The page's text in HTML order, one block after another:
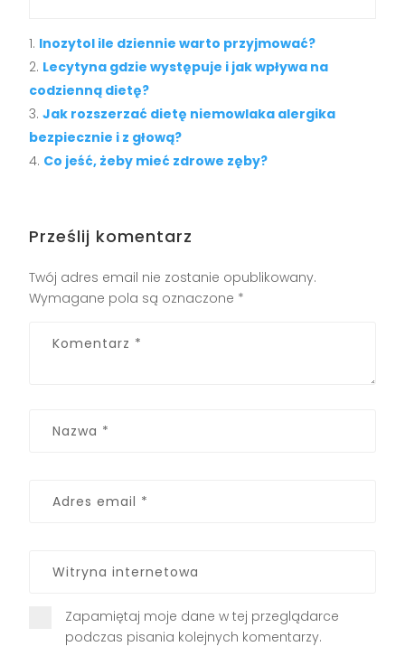
Inozytol ile dziennie warto przyjmować?
Lecytyna gdzie występuje i jak wpływa na
codzienną dietę?
Jak rozszerzać dietę niemowlaka alergika
bezpiecznie i z głową?
Co jeść, żeby mieć zdrowe zęby?
Prześlij komentarz
Twój adres email nie zostanie opublikowany.
Wymagane pola są oznaczone *
Zapamiętaj moje dane w tej przeglądarce
podczas pisania kolejnych komentarzy.